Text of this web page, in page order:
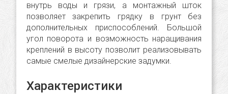
внутрь воды и грязи, а монтажный шток
позволяет закрепить грядку в грунт без
дополнительных приспособлений. Большой
угол поворота и возможность наращивания
креплений в высоту позволит реализовывать
самые смелые дизайнерские задумки.
Характеристики